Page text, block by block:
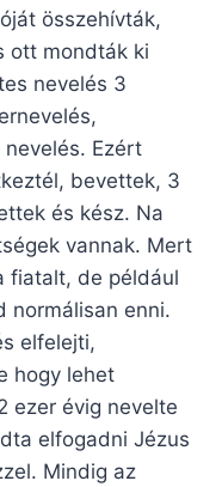
összehívták,
ott mondták ki
nevelés 3
Ezért
bevettek, 3
és kész. Na
vannak. Mert
fiatalt, de például
normálisan enni.
elfelejti,
hogy lehet
ezer évig nevelte
elfogadni Jézus
Mindig az